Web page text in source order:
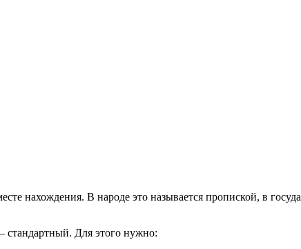
нахождения. В народе это называется пропиской, в
стандартный. Для этого нужно: